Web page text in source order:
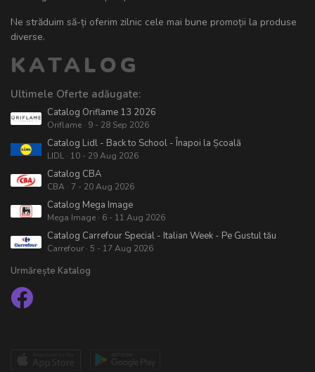
Ne străduim să-ți oferim zilnic cele mai bune promoții la produse
diverse.
KATALOG
Ultimele Oferte adăugate:
Catalog Oriflame 13 2026
Oriflame · 9 - 28 Sep 2026
Catalog Lidl - Back to School - Înapoi la Școală
LIDL · 10 - 29 Aug 2026
Catalog CBA
CBA · 7 - 20 Aug 2026
Catalog Mega Image
Mega Image · 6 - 11 Aug 2026
Catalog Carrefour Special - Italian Week - Pe Gustul tău
Carrefour · 5 - 17 Aug 2026
Urmărește Katalog